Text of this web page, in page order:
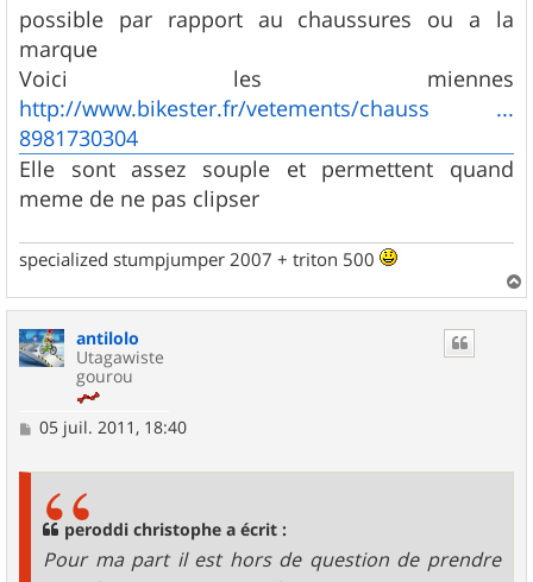
g
e
possible par rapport au chaussures ou a la
marque
Voici les miennes
http://www.bikester.fr/vetements/chauss ...
8981730304
Elle sont assez souple et permettent quand
meme de ne pas clipser
specialized stumpjumper 2007 + triton 500
a
antilolo
Utagawiste
gourou
M
05 juil. 2011, 18:40
peroddi christophe a écrit :
Pour ma part il est hors de question de prendre